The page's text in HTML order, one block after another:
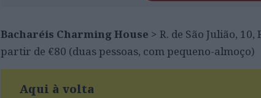
Bacharéis Charming House > R. de São Julião,
partir de €80 (duas pessoas, com pequeno-almoço)
Aqui à volta